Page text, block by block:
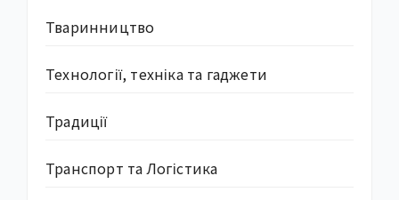
Тваринництво
Технології, техніка та гаджети
Традиції
Транспорт та Логістика